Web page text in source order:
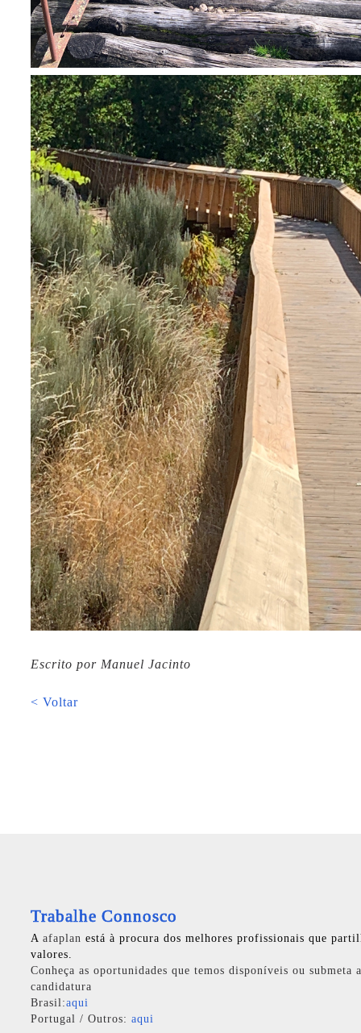
Escrito por Manuel Jacinto
< Voltar
Trabalhe Connosco
A afaplan está à procura dos melhores profissionais que
valores.
Conheça as oportunidades que temos disponíveis ou submeta
candidatura
Brasil:aqui
Portugal / Outros: aqui